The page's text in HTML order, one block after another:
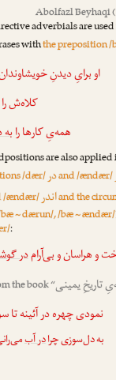
Abolfazl Beyhaqi
adverbials are
withthe preposition
او برایِ دیدنِ
کلاه‌ش را
همه‌یِ کارها را
are also
/dær/درand /ændær/
/ændær/اندرand the
~ dærun/, /bæ ~
:
و هراسان و بی‌آرامدر
the book “تاریخِ یمینی
نمودی چهره در آئینه
به دل‌سوزی چرادر آب